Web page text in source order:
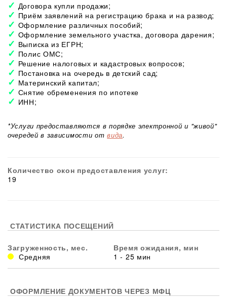
Договора купли продажи;
Приём заявлений на регистрацию брака и на развод;
Оформление различных пособий;
Оформление земельного участка, договора дарения;
Выписка из ЕГРН;
Полис ОМС;
Решение налоговых и кадастровых вопросов;
Постановка на очередь в детский сад;
Материнский капитал;
Снятие обременения по ипотеке
ИНН;
*Услуги предоставляются в порядке электронной и "живой"
очередей в зависимости отвида.
Количество окон предоставления услуг:
19
СТАТИСТИКА ПОСЕЩЕНИЙ
Загруженность, мес.
Средняя
Время ожидания, мин
1 - 25 мин
ОФОРМЛЕНИЕ ДОКУМЕНТОВ ЧЕРЕЗ МФЦ